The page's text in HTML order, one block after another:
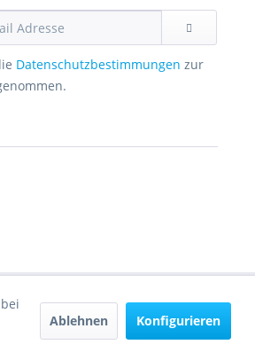
Datenschutzbestimmungen zur
Ablehnen Konfigurieren